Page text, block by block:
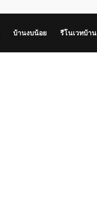
บ้านงบน้อย รีโนเวทบ้าน